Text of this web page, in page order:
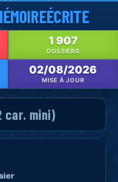
ÉCRITE
1 907
DOSSIERS
02/08/2026
MISE À JOUR